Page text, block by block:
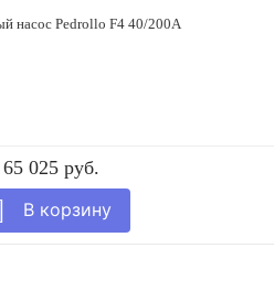
насос Pedrollo F4 40/200A
65 025 руб.